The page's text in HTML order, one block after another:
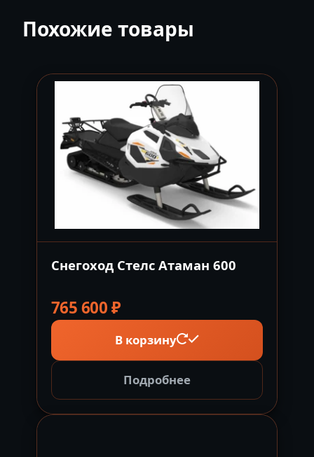
Похожие товары
Снегоход Стелс Атаман 600
765 600₽
В корзину
Подробнее